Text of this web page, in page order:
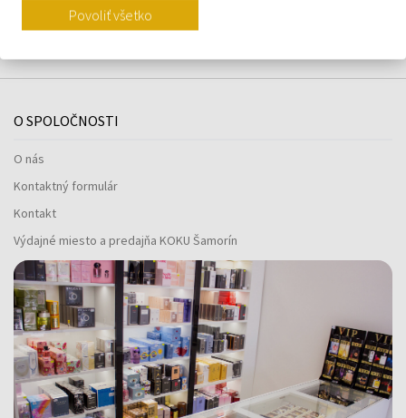
O SPOLOČNOSTI
O nás
Kontaktný formulár
Kontakt
Výdajné miesto a predajňa KOKU Šamorín
Povoliť všetko